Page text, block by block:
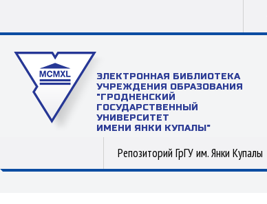
ЭЛЕКТРОННАЯ БИБЛИОТЕКА
УЧРЕЖДЕНИЯ ОБРАЗОВАНИЯ
"ГРОДНЕНСКИЙ
ГОСУДАРСТВЕННЫЙ
УНИВЕРСИТЕТ
ИМЕНИ ЯНКИ КУПАЛЫ"
Репозиторий ГрГУ им. Янки Купалы